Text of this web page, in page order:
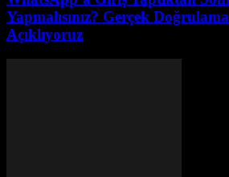
Yapmalısınız? Gerçek
Açıklıyoruz